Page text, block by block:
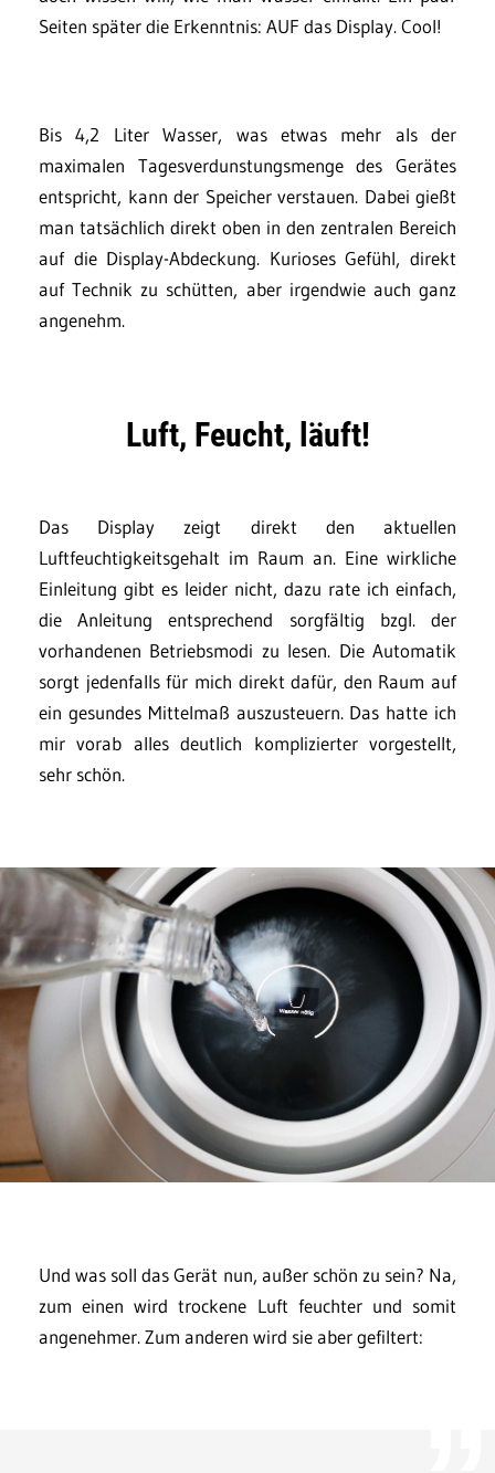
Seiten später die Erkenntnis: AUF das Display. Cool!
Bis 4,2 Liter Wasser, was etwas mehr als der
maximalen Tagesverdunstungsmenge des Gerätes
entspricht, kann der Speicher verstauen. Dabei gießt
man tatsächlich direkt oben in den zentralen Bereich
auf die Display-Abdeckung. Kurioses Gefühl, direkt
auf Technik zu schütten, aber irgendwie auch ganz
angenehm.
Luft, Feucht, läuft!
Das Display zeigt direkt den aktuellen
Luftfeuchtigkeitsgehalt im Raum an. Eine wirkliche
Einleitung gibt es leider nicht, dazu rate ich einfach,
die Anleitung entsprechend sorgfältig bzgl. der
vorhandenen Betriebsmodi zu lesen. Die Automatik
sorgt jedenfalls für mich direkt dafür, den Raum auf
ein gesundes Mittelmaß auszusteuern. Das hatte ich
mir vorab alles deutlich komplizierter vorgestellt,
sehr schön.
Und was soll das Gerät nun, außer schön zu sein? Na,
zum einen wird trockene Luft feuchter und somit
angenehmer. Zum anderen wird sie aber gefiltert: